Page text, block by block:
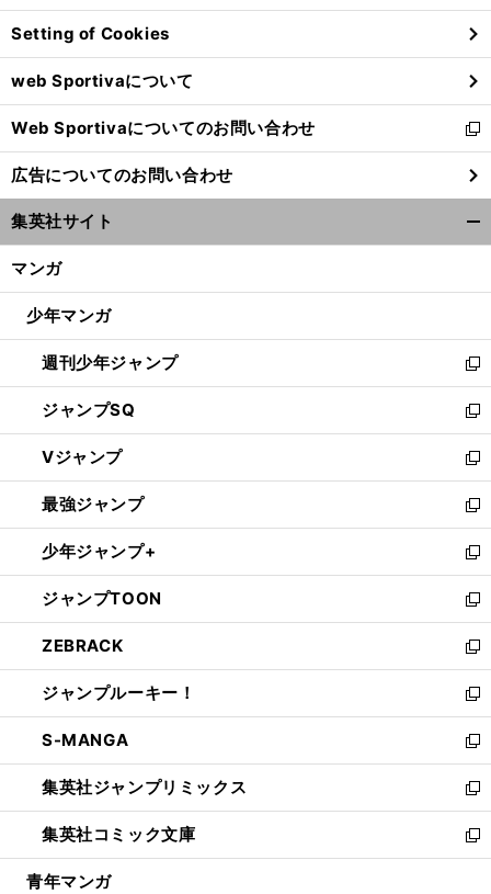
ン
ド
ウ
で
開
く
Setting of Cookies
web Sportivaについて
Web Sportivaについてのお問い合わせ
新
し
い
ウ
ィ
ン
ウ
開
く
広告についてのお問い合わせ
集英社サイト
マンガ
少年マンガ
週刊少年ジャンプ
新
し
い
ウ
ィ
ン
ド
ウ
で
開
く
ジャンプSQ
新
し
い
ウ
ィ
ン
ド
ウ
で
開
く
Vジャンプ
新
し
い
ウ
ィ
ン
ド
ウ
で
開
く
最強ジャンプ
新
し
い
ウ
ィ
ン
ド
ウ
で
開
く
少年ジャンプ+
新
し
い
ウ
ィ
ン
ド
ウ
で
開
く
ジャンプTOON
新
し
い
ウ
ィ
ン
ド
ウ
で
開
く
ZEBRACK
新
し
い
ウ
ィ
ン
ド
ウ
で
開
ジャンプルーキー！
新
し
い
ウ
ィ
ン
ド
ウ
S-MANGA
新
し
い
ウ
ィ
ン
集英社ジャンプリミックス
新
し
い
ウ
集英社コミック文庫
新
し
青年マンガ